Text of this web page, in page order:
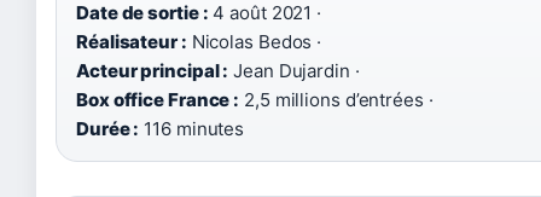
Date de sortie : 4 août 2021 ·
Réalisateur : Nicolas Bedos ·
Acteur principal : Jean Dujardin ·
Box office France : 2,5 millions d’entrées ·
Durée : 116 minutes